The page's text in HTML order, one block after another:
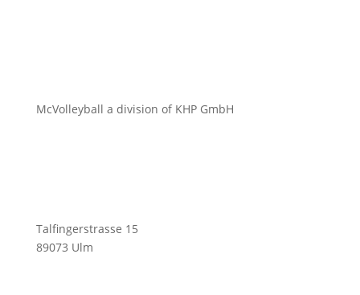
McVolleyball a division of KHP GmbH
Talfingerstrasse 15
89073 Ulm